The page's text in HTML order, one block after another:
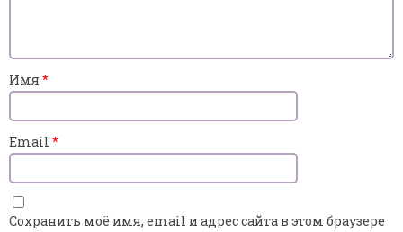
Имя *
Email *
Сохранить моё имя, email и адрес сайта в этом браузере